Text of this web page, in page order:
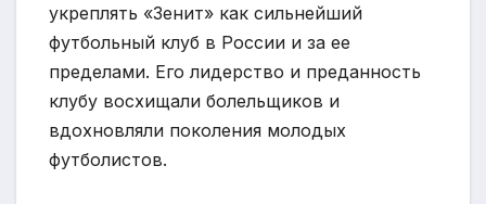
укреплять «Зенит» как сильнейший
футбольный клуб в России и за ее
пределами. Его лидерство и преданность
клубу восхищали болельщиков и
вдохновляли поколения молодых
футболистов.